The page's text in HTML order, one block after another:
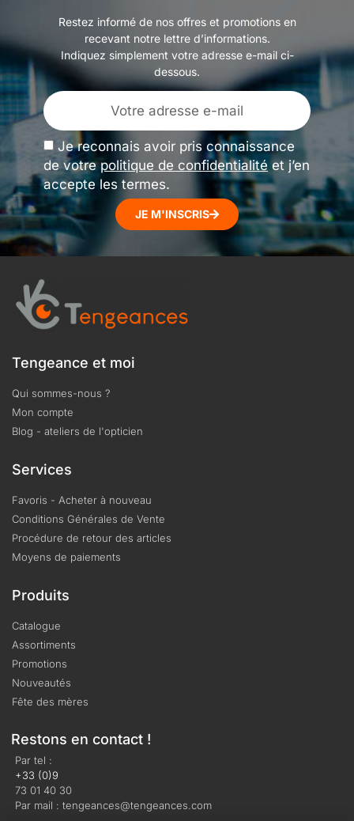
Restez informé de nos offres et promotions en
recevant notre lettre d’informations.
Indiquez simplement votre adresse e-mail ci-
dessous.
Je reconnais avoir pris connaissance
de votrepolitique de confidentialitéet j’en
accepte les termes.
JE M'INSCRIS
Tengeance et moi
Qui sommes-nous ?
Mon compte
Blog - ateliers de l'opticien
Services
Favoris - Acheter à nouveau
Conditions Générales de Vente
Procédure de retour des articles
Moyens de paiements
Produits
Catalogue
Assortiments
Promotions
Nouveautés
Fête des mères
Restons en contact !
Par tel :
+33 (0)9
73 01 40 30
Par mail : tengeances@tengeances.com